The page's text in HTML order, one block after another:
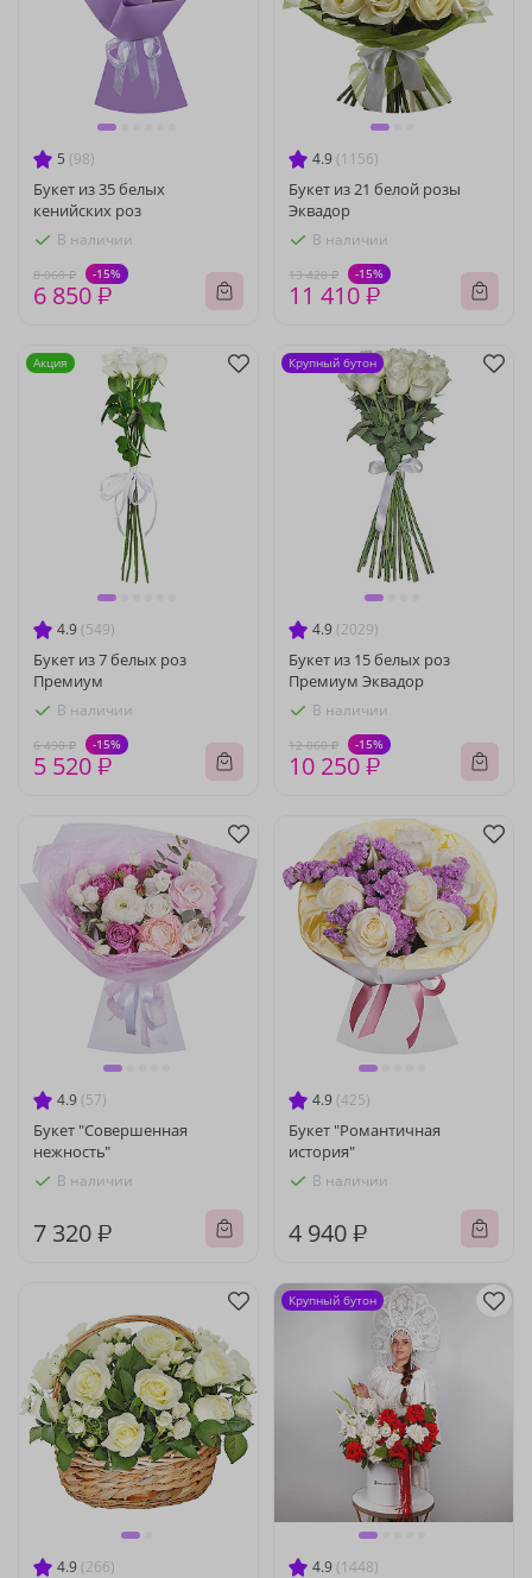
5 (98)
Букет из 35 белых
кенийских роз
В наличии
8 060 ₽ -15%
6 850 ₽
4.9 (1156)
Букет из 21 белой розы
Эквадор
В наличии
13 420 ₽ -15%
11 410 ₽
4.9 (549)
Букет из 7 белых роз
Премиум
В наличии
6 490 ₽ -15%
5 520 ₽
Акция
4.9 (2029)
Букет из 15 белых роз
Премиум Эквадор
В наличии
12 060 ₽ -15%
10 250 ₽
Крупный бутон
4.9 (57)
Букет "Совершенная
нежность"
В наличии
7 320 ₽
4.9 (425)
Букет "Романтичная
история"
В наличии
4 940 ₽
4.9 (266) 4.9 (1448)
Крупный бутон